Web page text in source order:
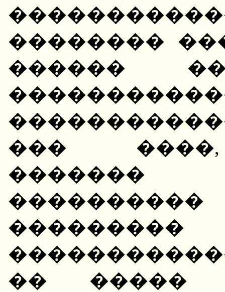
��������
������
��� ����,
�������
�� �����